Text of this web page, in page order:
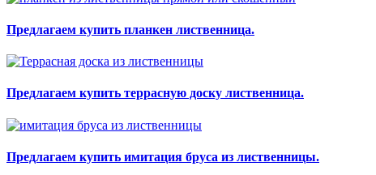
Предлагаем купить планкен лиственница.
Предлагаем купить террасную доску лиственница.
Предлагаем купить имитация бруса из лиственницы.